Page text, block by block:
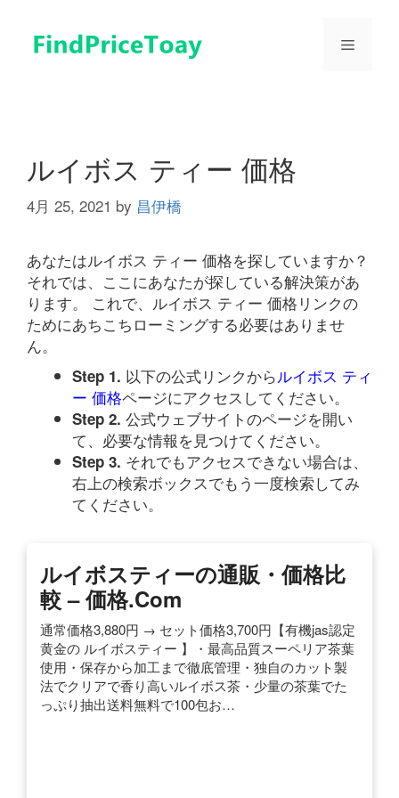
メ
ルイボス ティー 価格
4月 25, 2021 by 昌伊橋
あなたはルイボス ティー 価格を探していますか？
それでは、ここにあなたが探している解決策があ
ります。 これで、ルイボス ティー 価格リンクの
ためにあちこちローミングする必要はありませ
ん。
Step 1. 以下の公式リンクからルイボス ティ
ー 価格ページにアクセスしてください。
Step 2. 公式ウェブサイトのページを開い
て、必要な情報を見つけてください。
Step 3. それでもアクセスできない場合は、
右上の検索ボックスでもう一度検索してみ
てください。
ルイボスティーの通販・価格比
較 – 価格.com
通常価格3,880円 → セット価格3,700円【有機jas認定
黄金の ルイボスティー 】・最高品質スーペリア茶葉
使用・保存から加工まで徹底管理・独自のカット製
法でクリアで香り高いルイボス茶・少量の茶葉でた
っぷり抽出送料無料で100包お…